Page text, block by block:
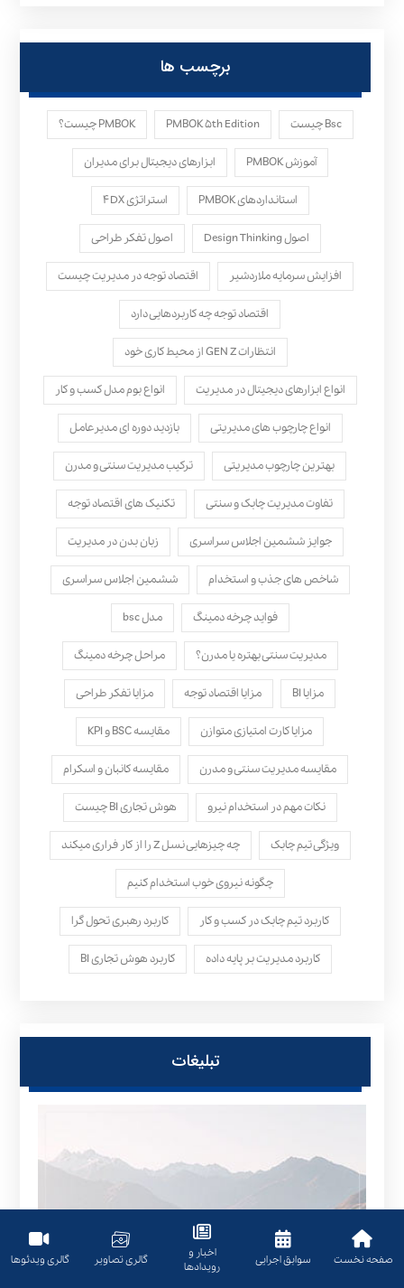
برچسب ها
Bsc چیست PMBOK ۵th Edition PMBOK چیست؟
آموزش PMBOK ابزارهای دیجیتال برای مدیران
استانداردهای PMBOK استراتژی ۴DX
اصول Design Thinking اصول تفکر طراحی
افزایش سرمایه ملاردشیر اقتصاد توجه در مدیریت چیست
اقتصاد توجه چه کاربردهایی دارد
انتظارات GEN Z از محیط کاری خود
انواع ابزارهای دیجیتال در مدیریت انواع بوم مدل کسب‌ و کار
انواع چارچوب های مدیریتی بازدید دوره ای مدیرعامل
بهترین چارچوب مدیریتی ترکیب مدیریت سنتی و مدرن
تفاوت مدیریت چابک و سنتی تکنیک های اقتصاد توجه
جوایز ششمین اجلاس سراسری زبان بدن در مدیریت
شاخص های جذب و استخدام ششمین اجلاس سراسری
فواید چرخه دمینگ مدل bsc
مدیریت سنتی بهتره یا مدرن؟ مراحل چرخه دمینگ
مزایا BI مزایا اقتصاد توجه مزایا تفکر طراحی
مزایا کارت امتیازی متوازن مقایسه BSC و KPI
مقایسه مدیریت سنتی و مدرن مقایسه کانبان و اسکرام
نکات مهم در استخدام نیرو هوش تجاری BI چیست
ویژگی تیم چابک چه چیزهایی نسل Z را از کار فراری میکند
چگونه نیروی خوب استخدام کنیم
کاربرد تیم چابک در کسب و کار کاربرد رهبری تحول‌ گرا
کاربرد مدیریت بر پایه داده کاربرد هوش تجاری BI
تبلیغات
صفحه نخست سوابق اجرایی
اخبار و
رویدادها
گالری تصاویر گالری ویدئوها